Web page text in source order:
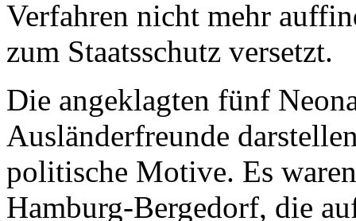
Verfahren nicht mehr
zum Staatsschutz versetzt.
Die angeklagten fünf
Ausländerfreunde
politische Motive. Es
Hamburg-Bergedorf, die